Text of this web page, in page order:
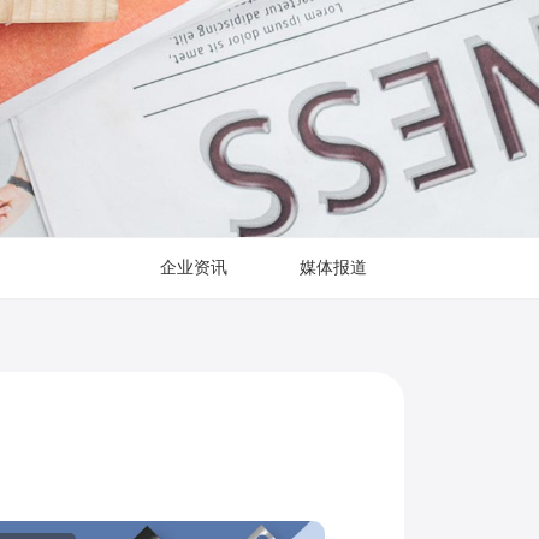
媒体报道
企业资讯